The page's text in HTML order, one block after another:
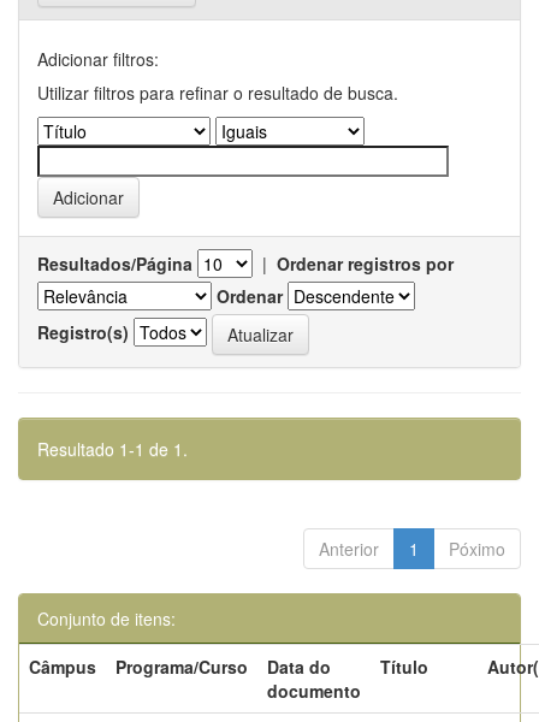
Adicionar filtros:
Utilizar filtros para refinar o resultado de busca.
Resultados/Página | Ordenar registros por
Ordenar
Registro(s)
Resultado 1-1 de 1.
Anterior 1 Póximo
Conjunto de itens:
Câmpus
Programa/Curso
Data do
documento
Título